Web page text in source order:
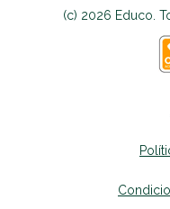
(c) 2026 Educo.